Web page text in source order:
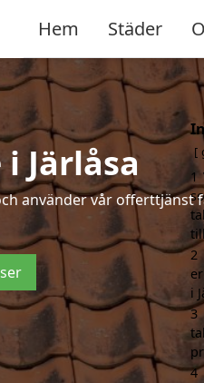
Hem Städer
Järlåsa
använder vår offerttjänst
1
2
i
3
4